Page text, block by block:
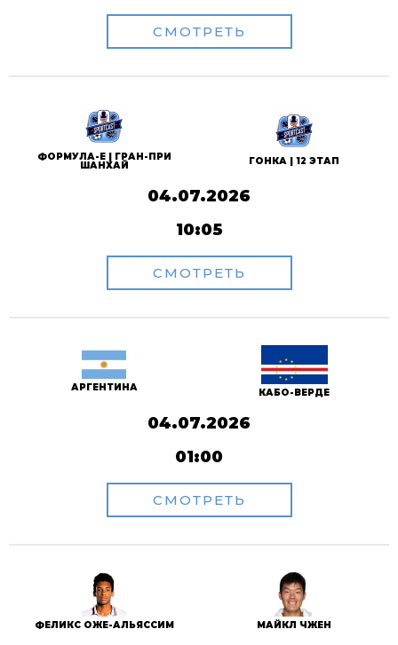
СМОТРЕТЬ
ФОРМУЛА-Е | ГРАН-ПРИ
ШАНХАЙ ГОНКА | 12 ЭТАП
04.07.2026
10:05
СМОТРЕТЬ
АРГЕНТИНА КАБО-ВЕРДЕ
04.07.2026
01:00
СМОТРЕТЬ
ФЕЛИКС ОЖЕ-АЛЬЯССИМ МАЙКЛ ЧЖЕН